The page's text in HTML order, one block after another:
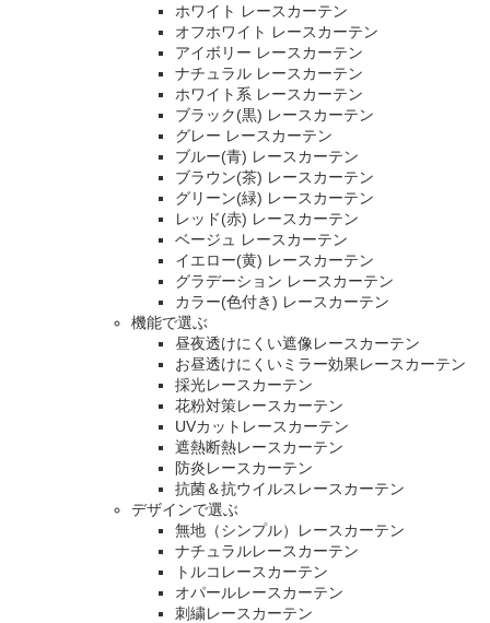
ホワイト レースカーテン
オフホワイト レースカーテン
アイボリー レースカーテン
ナチュラル レースカーテン
ホワイト系 レースカーテン
ブラック(黒) レースカーテン
グレー レースカーテン
ブルー(青) レースカーテン
ブラウン(茶) レースカーテン
グリーン(緑) レースカーテン
レッド(赤) レースカーテン
ベージュ レースカーテン
イエロー(黄) レースカーテン
グラデーション レースカーテン
カラー(色付き) レースカーテン
機能で選ぶ
昼夜透けにくい遮像レースカーテン
お昼透けにくいミラー効果レースカーテン
採光レースカーテン
花粉対策レースカーテン
UVカットレースカーテン
遮熱断熱レースカーテン
防炎レースカーテン
抗菌＆抗ウイルスレースカーテン
デザインで選ぶ
無地（シンプル）レースカーテン
ナチュラルレースカーテン
トルコレースカーテン
オパールレースカーテン
刺繍レースカーテン